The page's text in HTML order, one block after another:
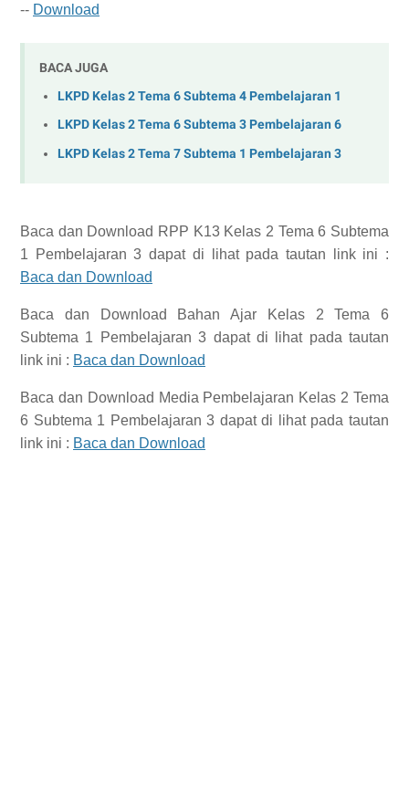
-- Download
BACA JUGA
LKPD Kelas 2 Tema 6 Subtema 4 Pembelajaran 1
LKPD Kelas 2 Tema 6 Subtema 3 Pembelajaran 6
LKPD Kelas 2 Tema 7 Subtema 1 Pembelajaran 3
Baca dan Download RPP K13 Kelas 2 Tema 6 Subtema
1 Pembelajaran 3dapat di lihat pada tautan link ini :
Baca dan Download
Baca dan Download
Bahan Ajar Kelas 2 Tema 6
Subtema 1 Pembelajaran 3 dapat di lihat pada tautan
link ini : Baca dan Download
Baca dan Download Media Pembelajaran Kelas 2 Tema
6 Subtema 1 Pembelajaran 3 dapat di lihat pada tautan
link ini : Baca dan Download